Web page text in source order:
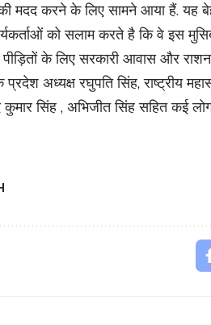
मदद करने के लिए सामने आया हैं. यह बेहद
को सलाम करते है कि वे इस
पीड़ितों के लिए सरकारी आवास और
प्रदेश अध्यक्ष रघुपति सिंह, राष्ट्रीय
कुमार सिंह , अभिजीत सिंह सहित कई